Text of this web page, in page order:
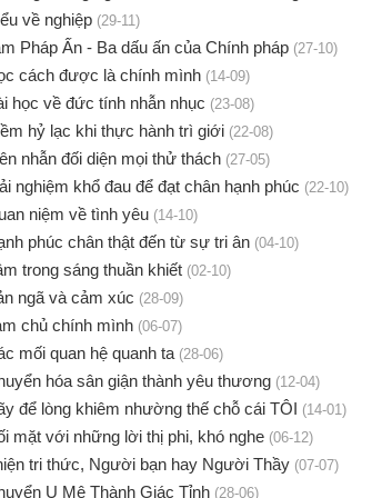
về nghiệp (29-11)
Pháp Ấn - Ba dấu ấn của Chính pháp (27-10)
cách được là chính mình (14-09)
học về đức tính nhẫn nhục (23-08)
hỷ lạc khi thực hành trì giới (22-08)
nhẫn đối diện mọi thử thách (27-05)
nghiệm khổ đau để đạt chân hạnh phúc (22-10)
niệm về tình yêu (14-10)
phúc chân thật đến từ sự tri ân (04-10)
trong sáng thuần khiết (02-10)
ngã và cảm xúc (28-09)
chủ chính mình (06-07)
mối quan hệ quanh ta (28-06)
hóa sân giận thành yêu thương (12-04)
để lòng khiêm nhường thế chỗ cái TÔI (14-01)
mặt với những lời thị phi, khó nghe (06-12)
tri thức, Người bạn hay Người Thầy (07-07)
U Mê Thành Giác Tỉnh (28-06)